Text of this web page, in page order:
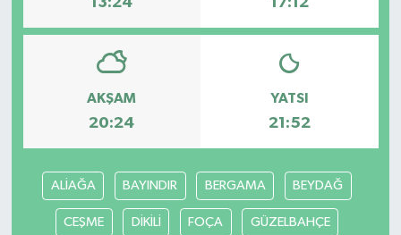
AKŞAM
20:24
YATSI
21:52
ALİAĞA BAYINDIR BERGAMA BEYDAĞ
CEŞME DİKİLİ FOÇA GÜZELBAHÇE
Bulanık
Malazgirt
Varto